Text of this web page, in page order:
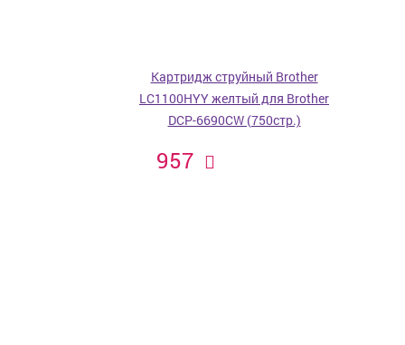
Картридж струйный Brother
LC1100HYY желтый для Brother
DCP-6690CW (750стр.)
957